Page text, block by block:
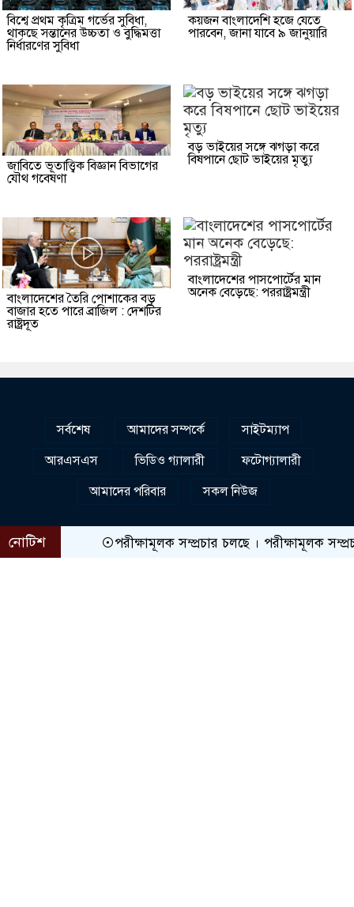
বিশ্বে প্রথম কৃত্রিম গর্ভের সুবিধা,
থাকছে সন্তানের উচ্চতা ও বুদ্ধিমত্তা
নির্ধারণের সুবিধা
কয়জন বাংলাদেশি হজে যেতে
পারবেন, জানা যাবে ৯ জানুয়ারি
জাবিতে ভূতাত্ত্বিক বিজ্ঞান বিভাগের
যৌথ গবেষণা
বড় ভাইয়ের সঙ্গে ঝগড়া করে
বিষপানে ছোট ভাইয়ের মৃত্যু
বাংলাদেশের তৈরি পোশাকের বড়
বাজার হতে পারে ব্রাজিল : দেশটির
রাষ্ট্রদূত
বাংলাদেশের পাসপোর্টের মান
অনেক বেড়েছে: পররাষ্ট্রমন্ত্রী
সর্বশেষ আমাদের সম্পর্কে
সাইটম্যাপ
আরএসএস
ভিডিও গ্যালারী
ফটোগ্যালারী
আমাদের পরিবার
সকল নিউজ
নোটিশ পরীক্ষামূলক সম্প্রচার চলছে । পরীক্ষামূলক সম্প্রচার